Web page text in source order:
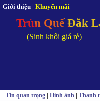
Giới thiệu | Khuyến mãi
Trùn Quế Đăk
(Sinh khối giá rẻ)
Tin quan trọng |Hình ảnh |Thanh